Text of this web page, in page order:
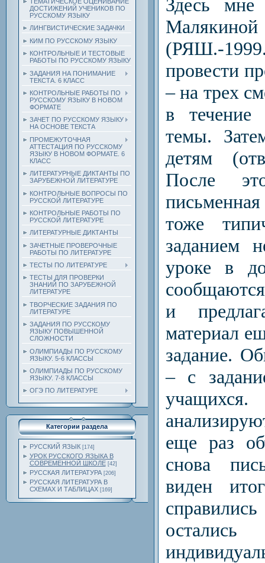
ДОСТИЖЕНИЙ УЧЕНИКОВ ПО
РУССКОМУ ЯЗЫКУ
ЛИНГВИСТИЧЕСКИЕ ЗАДАЧКИ
КИМ ПО РУССКОМУ ЯЗЫКУ
КОНТРОЛЬНЫЕ И ТЕСТОВЫЕ
РАБОТЫ ПО РУССКОМУ ЯЗЫКУ
ЗАДАНИЯ НА ПОНИМАНИЕ
ТЕКСТА. 6 КЛАСС
КОНТРОЛЬНЫЕ РАБОТЫ ПО
РУССКОМУ ЯЗЫКУ В НОВОМ
ФОРМАТЕ
ЗАЧЕТ ПО РУССКОМУ ЯЗЫКУ
НА ОСНОВЕ ТЕКСТА
ПРОМЕЖУТОЧНАЯ
АТТЕСТАЦИЯ ПО РУССКОМУ
ЯЗЫКУ В НОВОМ ФОРМАТЕ. 6
КЛАСС
ЛИТЕРАТУРНЫЕ ДИКТАНТЫ ПО
ЗАРУБЕЖНОЙ ЛИТЕРАТУРЕ
КОНТРОЛЬНЫЕ ВОПРОСЫ ПО
РУССКОЙ ЛИТЕРАТУРЕ
КОНТРОЛЬНЫЕ РАБОТЫ ПО
РУССКОЙ ЛИТЕРАТУРЕ
ЛИТЕРАТУРНЫЕ ДИКТАНТЫ
ЗАЧЕТНЫЕ ПРОВЕРОЧНЫЕ
РАБОТЫ ПО ЛИТЕРАТУРЕ
ТЕСТЫ ПО ЛИТЕРАТУРЕ
ТЕСТЫ ДЛЯ ПРОВЕРКИ
ЗНАНИЙ ПО ЗАРУБЕЖНОЙ
ЛИТЕРАТУРЕ
ТВОРЧЕСКИЕ ЗАДАНИЯ ПО
ЛИТЕРАТУРЕ
ЗАДАНИЯ ПО РУССКОМУ
ЯЗЫКУ ПОВЫШЕННОЙ
СЛОЖНОСТИ
ОЛИМПИАДЫ ПО РУССКОМУ
ЯЗЫКУ. 5-6 КЛАССЫ
ОЛИМПИАДЫ ПО РУССКОМУ
ЯЗЫКУ. 7-8 КЛАССЫ
ОГЭ ПО ЛИТЕРАТУРЕ
Категории раздела
РУССКИЙ ЯЗЫК [174]
УРОК РУССКОГО ЯЗЫКА В
СОВРЕМЕННОЙ ШКОЛЕ [42]
РУССКАЯ ЛИТЕРАТУРА [206]
РУССКАЯ ЛИТЕРАТУРА В
СХЕМАХ И ТАБЛИЦАХ [169]
Здесь
(РЯШ.-
провести
– на трех
в течение
темы.
детям
После
письменная
тоже
заданием
уроке в
и
материал
задание.
– с
еще раз
снова
виден